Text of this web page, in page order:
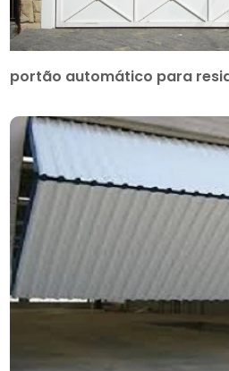
portão automático para